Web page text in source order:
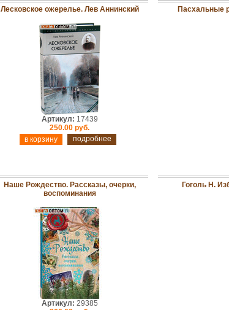
Лесковское ожерелье. Лев Аннинский
Артикул: 17439
250.00 руб.
подробнее
Пасхальные
Наше Рождество. Рассказы, очерки,
воспоминания
Артикул: 29385
Гоголь Н.